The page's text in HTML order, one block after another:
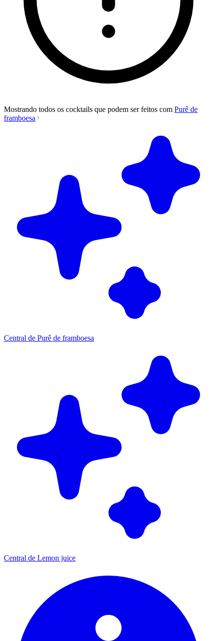
Mostrando todos os cocktails que podem ser feitos com Purê de
framboesa
Central de Purê de framboesa
Central de Lemon juice